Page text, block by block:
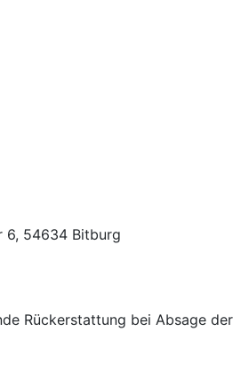
6, 54634 Bitburg
Rückerstattung bei Absage der